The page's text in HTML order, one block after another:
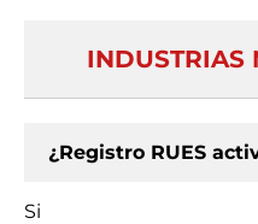
INDUSTRIAS
¿Registro RUES
Si